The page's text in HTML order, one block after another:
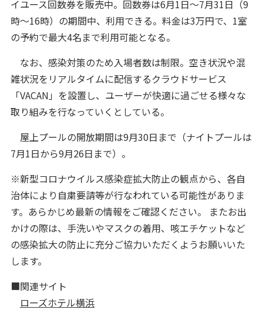
イユース回数券を販売中。回数券は6月1日～7月31日（9
時～16時）の期間中、利用できる。料金は3万円で、1室
の予約で最大4名まで利用可能となる。
なお、感染対策のため入場者数は制限。空き状況や混
雑状況をリアルタイムに配信するクラウドサービス
「VACAN」を設置し、ユーザーが快適に過ごせる様々な
取り組みを行なっていくとしている。
屋上プールの開放期間は9月30日まで（ナイトプールは
7月1日から9月26日まで）。
※新型コロナウイルス感染症拡大防止の観点から、各自
治体により自粛要請等が行なわれている可能性がありま
す。あらかじめ最新の情報をご確認ください。 またお出
かけの際は、手洗いやマスクの着用、咳エチケットなど
の感染拡大の防止に充分ご協力いただくようお願いいた
します。
■関連サイト
ローズホテル横浜